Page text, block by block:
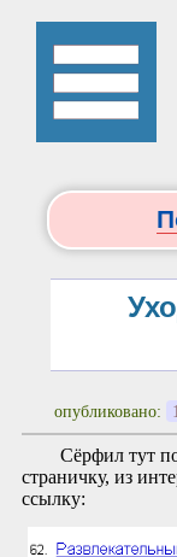
опубликовано:
Сёрфил тут
страничку, из
ссылку: